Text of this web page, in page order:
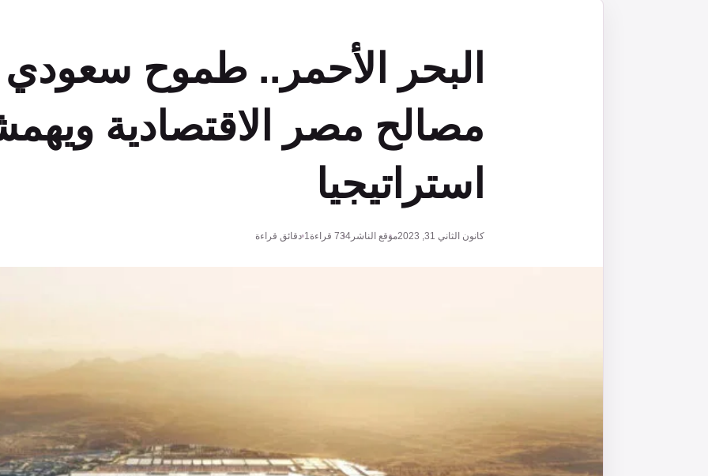
البحر الأحمر.. طموح سعودي
مصالح مصر الاقتصادية
استراتيجيا
كانون الثاني 31, 2023 موقع الناشر 734 قراءة1 دقائق قراءة